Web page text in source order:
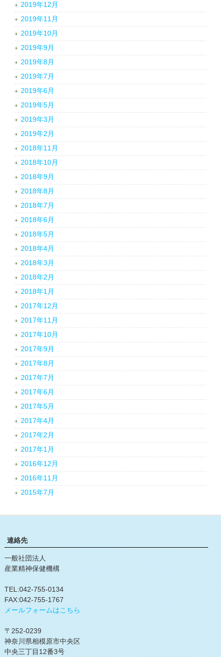
2019年12月
2019年11月
2019年10月
2019年9月
2019年8月
2019年7月
2019年6月
2019年5月
2019年3月
2019年2月
2018年11月
2018年10月
2018年9月
2018年8月
2018年7月
2018年6月
2018年5月
2018年4月
2018年3月
2018年2月
2018年1月
2017年12月
2017年11月
2017年10月
2017年9月
2017年8月
2017年7月
2017年6月
2017年5月
2017年4月
2017年2月
2017年1月
2016年12月
2016年11月
2015年7月
連絡先
一般社団法人
産業精神保健機構
TEL:042-755-0134
FAX:042-755-1767
メールフォームはこちら
〒252-0239
神奈川県相模原市中央区
中央三丁目12番3号